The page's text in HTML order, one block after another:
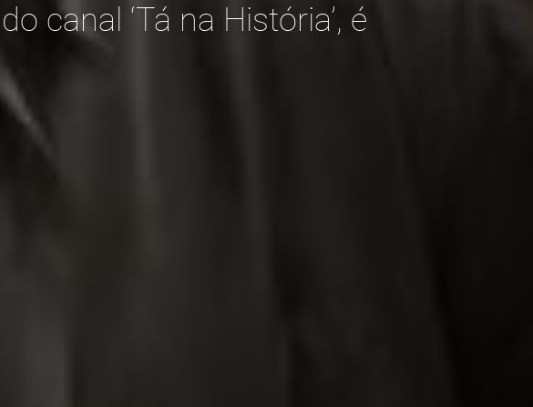
canal ‘Tá na História’, é